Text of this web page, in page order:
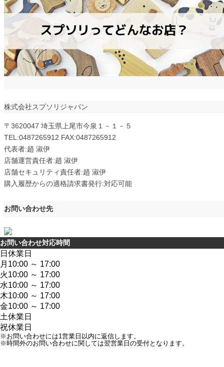
株式会社スプソリジャパン
〒3620047 埼玉県上尾市今泉１－１－５
TEL:0487265912 FAX:0487265912
代表者:趙 淑伊
店舗運営責任者:趙 淑伊
店舗セキュリティ責任者:趙 淑伊
購入履歴からの適格請求書発行:対応可能
お問い合わせ先
お問い合わせ対応時間
日 休業日
月 10:00 ～ 17:00
火10:00 ～ 17:00
水10:00 ～ 17:00
木10:00 ～ 17:00
金10:00 ～ 17:00
土休業日
祝休業日
※お問い合わせには1営業日以内に返信します。
※時間外のお問い合わせに関しては翌営業日の受付となります。